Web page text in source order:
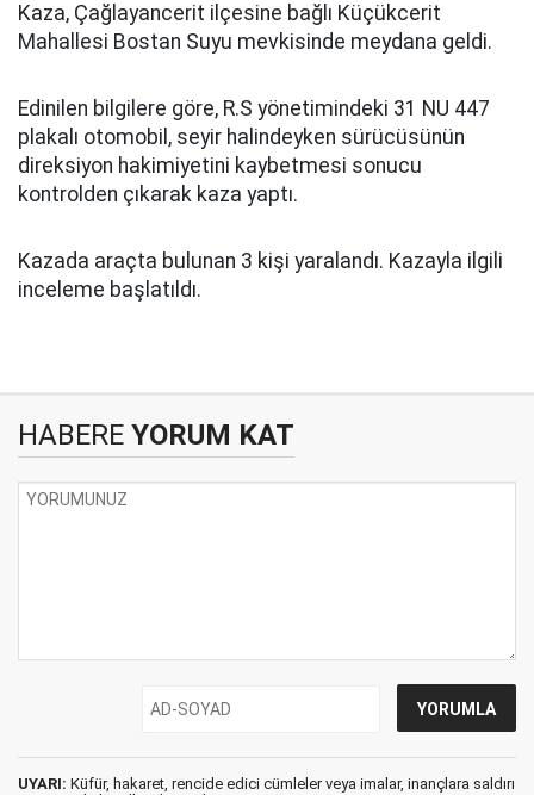
Kaza, Çağlayancerit ilçesine bağlı Küçükcerit
Mahallesi Bostan Suyu mevkisinde meydana geldi.
Edinilen bilgilere göre, R.S yönetimindeki 31 NU 447
plakalı otomobil, seyir halindeyken sürücüsünün
direksiyon hakimiyetini kaybetmesi sonucu
kontrolden çıkarak kaza yaptı.
Kazada araçta bulunan 3 kişi yaralandı. Kazayla ilgili
inceleme başlatıldı.
HABERE YORUM KAT
UYARI: Küfür, hakaret, rencide edici cümleler veya imalar, inançlara saldırı